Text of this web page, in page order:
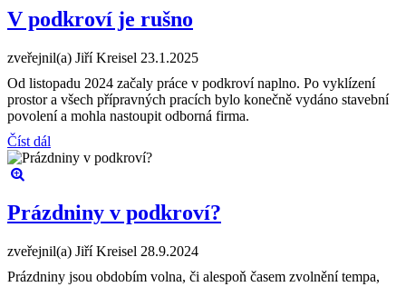
V podkroví je rušno
zveřejnil(a) Jiří Kreisel 23.1.2025
Od listopadu 2024 začaly práce v podkroví naplno. Po vyklízení
prostor a všech přípravných pracích bylo konečně vydáno stavební
povolení a mohla nastoupit odborná firma.
Číst dál
Prázdniny v podkroví?
zveřejnil(a) Jiří Kreisel 28.9.2024
Prázdniny jsou obdobím volna, či alespoň časem zvolnění tempa,